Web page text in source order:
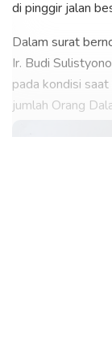
di pinggir jalan
Dalam surat
Ir. Budi
pada kondisi
jumlah Orang